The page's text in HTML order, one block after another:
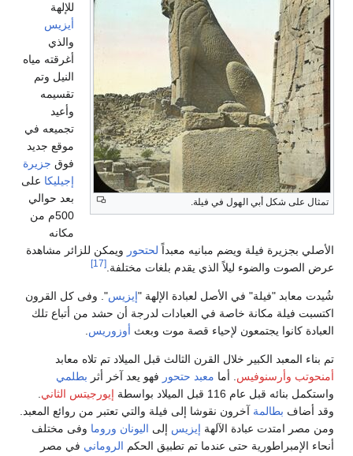
تمثال على شكل أبي الهول في فيلة.
للإلهة
أيزيس
والذي
أغرقته مياه
النيل وتم
تقسيمه
وأعيد
تجميعه في
موقع جديد
فوق جزيرة
إجيليكا على
بعد حوالي
500م من
مكانه
الأصلي بجزيرة فيلة ويضم مبانيه معبداً لحتحور ويمكن للزائر مشاهدة
عرض الصوت والضوء ليلاً الذي يقدم بلغات مختلفة.[17]
شُيدت معابد "فيلة" في الأصل لعبادة الإلهة "إيزيس". وفى كل القرون
اكتسبت فيلة مكانة خاصة في العبادات لدرجة أن حشد من أتباع تلك
العبادة كانوا يجتمعون لإحياء قصة موت وبعث أوزوريس.
تم بناء المعبد الكبير خلال القرن الثالث قبل الميلاد تم تلاه معابد
أمنحوتب وأرسنوفيس. أما معبد حتحور فهو يعد آخر أثر بطلمي
واستكمل بنائه قبل عام 116 قبل الميلاد بواسطة
إيورجيتس الثاني.
وقد أضاف بطالمة آخرون نقوشا إلى فيلة والتي تعتبر من روائع المعبد.
ومن مصر امتدت عبادة الآلهة إيزيس إلى اليونان وروما وفى مختلف
أنحاء الإمبراطورية حتى عندما تم تطبيق الحكم الروماني في مصر